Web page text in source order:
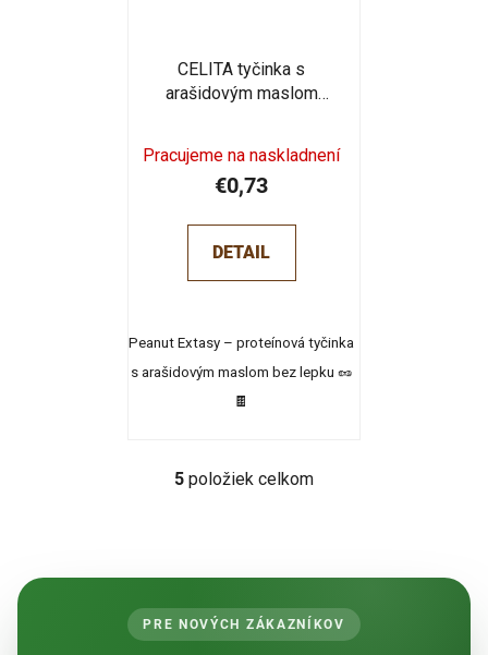
CELITA tyčinka s
arašidovým maslom
Pracujeme na naskladnení
€0,73
DETAIL
Peanut Extasy – proteínová tyčinka
s arašidovým maslom bez lepku 🥜
🍫
O
d
a
c
5 položiek celkom
PRE NOVÝCH ZÁKAZNÍKOV